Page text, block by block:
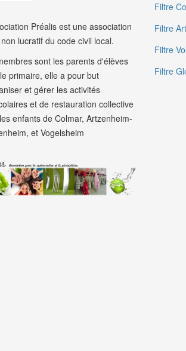
Préalis est une association
lucratif du code civil local.
sont les parents d'élèves
primaire, elle a pour but
et gérer les activités
et de restauration collective
enfants de Colmar, Artzenheim-
et Vogelsheim
Filtre
Filtre
Filtre
Filtre